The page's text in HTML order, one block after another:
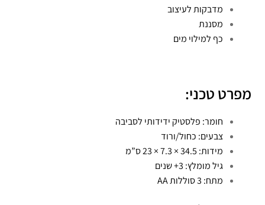
מדבקות לעיצוב
מסננת
כף למילוי מים
מפרט טכני:
חומר: פלסטיק ידידותי לסביבה
צבעים: כחול/ורוד
מידות: 34.5 × 7.3 × 23 ס”מ
גיל מומלץ: 3+ שנים
מתח: 3 סוללות AA